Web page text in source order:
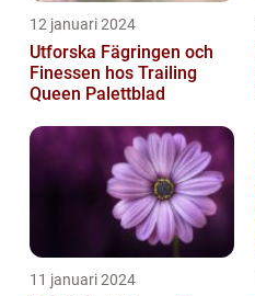
12 januari 2024
Utforska Fägringen och
Finessen hos Trailing
Queen Palettblad
11 januari 2024